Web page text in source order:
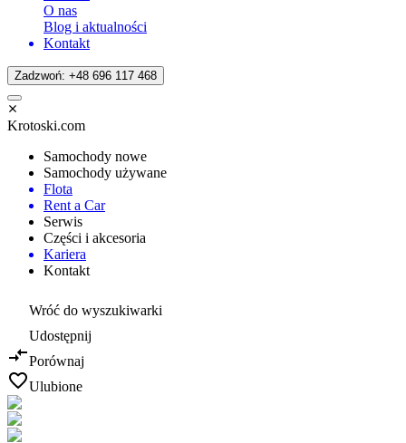
O nas
Blog i aktualności
Kontakt
Zadzwoń: +48 696 117 468
Krotoski.com
Samochody nowe
Samochody używane
Flota
Rent a Car
Serwis
Części i akcesoria
Kariera
Kontakt
Wróć do wyszukiwarki
Udostępnij
Porównaj
Ulubione